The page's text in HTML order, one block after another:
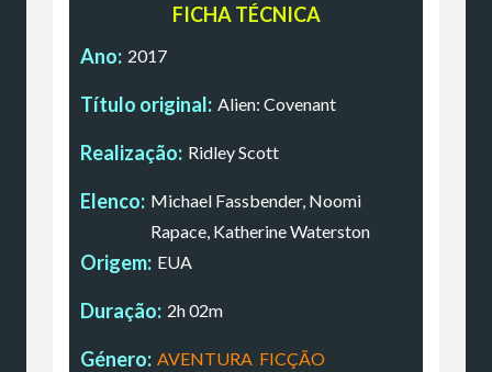
FICHA TÉCNICA
Ano: 2017
Título original: Alien: Covenant
Realização: Ridley Scott
Elenco: Michael Fassbender, Noomi
Rapace, Katherine Waterston
Origem: EUA
Duração: 2h 02m
Género: AVENTURA FICÇÃO